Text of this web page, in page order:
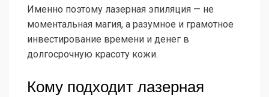
Именно поэтому лазерная эпиляция — не
моментальная магия, а разумное и грамотное
инвестирование времени и денег в
долгосрочную красоту кожи.
Кому подходит лазерная